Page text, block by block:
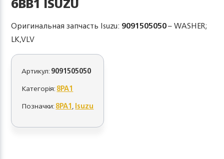
Оригинальная запчасть Isuzu: 9091505050– WASHER;
LK,VLV
Артикул:9091505050
Категорія:8PA1
Позначки:8PA1,Isuzu